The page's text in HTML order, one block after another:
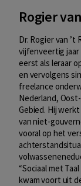
Rogier
Dr. Rogier van ’t
vijfenveertig
eerst als leraar
en vervolgens
freelance
Nederland,
Gebied. Hij
van niet-
vooral op het
“Sociaal met
kwam voort uit